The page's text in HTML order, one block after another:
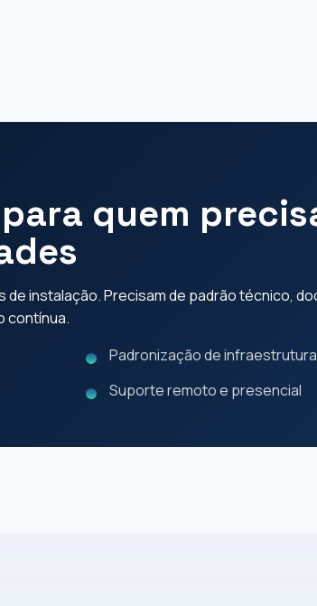
quem
de instalação. Precisam de padrão técnico,
contínua.
Padronização de infraestrutura
Suporte remoto e presencial